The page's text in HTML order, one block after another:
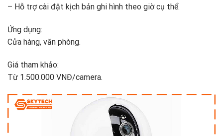
– Hỗ trợ cài đặt kịch bản ghi hình theo giờ cụ thể.
Ứng dụng:
Cửa hàng, văn phòng.
Giá tham khảo:
Từ 1.500.000 VNĐ/camera.